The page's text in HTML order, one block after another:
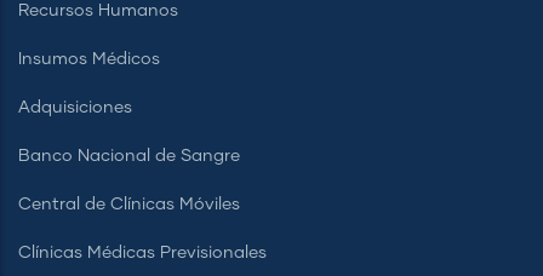
Recursos Humanos
Insumos Médicos
Adquisiciones
Banco Nacional de Sangre
Central de Clínicas Móviles
Clínicas Médicas Previsionales